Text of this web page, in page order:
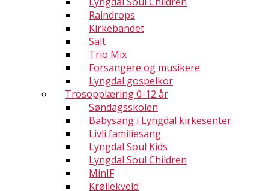
Raindrops
Kirkebandet
Salt
Trio Mix
Forsangere og musikere
Lyngdal gospelkor
Trosopplæring 0-12 år
Søndagsskolen
Babysang i Lyngdal kirkesenter
Livli familiesang
Lyngdal Soul Kids
Lyngdal Soul Children
MinIF
Krøllekveld